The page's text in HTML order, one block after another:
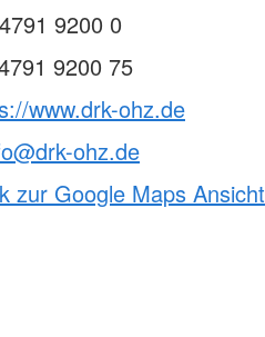
9200 0
9200 75
www.drk-ohz.de
ohz.de
zur Google Maps Ansicht